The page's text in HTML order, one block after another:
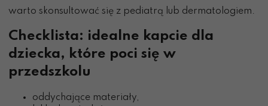
warto skonsultować się z pediatrą lub dermatologiem.
Checklista: idealne kapcie dla
dziecka, które poci się w
przedszkolu
oddychające materiały,